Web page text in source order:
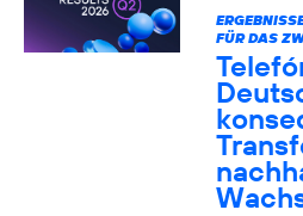
FÜR DAS